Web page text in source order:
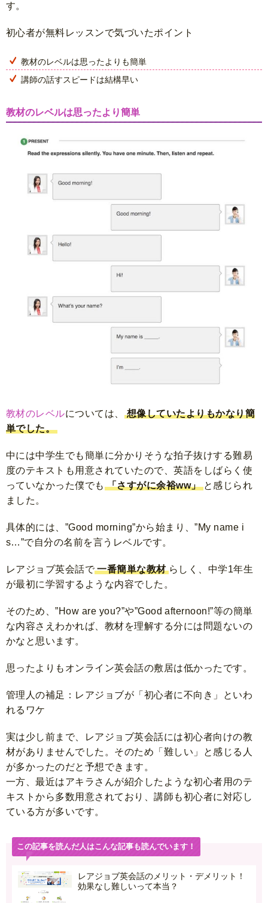
す。
初心者が無料レッスンで気づいたポイント
教材のレベルは思ったよりも簡単
講師の話すスピードは結構早い
教材のレベルは思ったより簡単
教材のレベルについては、
想像していたよりもかなり簡
単でした。
中には中学生でも簡単に分かりそうな拍子抜けする難易
度のテキストも用意されていたので、英語をしばらく使
っていなかった僕でも 「さすがに余裕ww」 と感じられ
ました。
具体的には、”Good morning”から始まり、”My name i
s…”で自分の名前を言うレベルです。
レアジョブ英会話で 一番簡単な教材 らしく、中学1年生
が最初に学習するような内容でした。
そのため、”How are you?”や”Good afternoon!”等の簡単
な内容さえわかれば、教材を理解する分には問題ないの
かなと思います。
思ったよりもオンライン英会話の敷居は低かったです。
管理人の補足：レアジョブが「初心者に不向き」といわ
れるワケ
実は少し前まで、レアジョブ英会話には初心者向けの教
材がありませんでした。そのため「難しい」と感じる人
が多かったのだと予想できます。
一方、最近はアキラさんが紹介したような初心者用のテ
キストから多数用意されており、講師も初心者に対応し
ている方が多いです。
この記事を読んだ人はこんな記事も読んでいます！
レアジョブ英会話のメリット・デメリット！
効果なし難しいって本当？